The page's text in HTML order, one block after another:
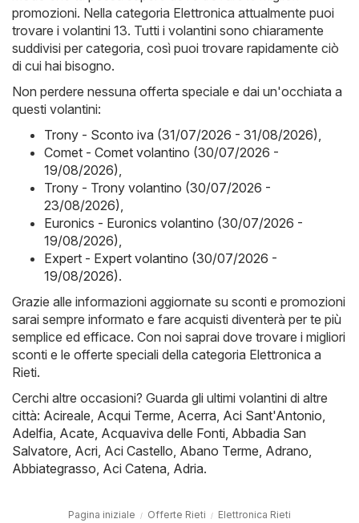
promozioni. Nella categoria Elettronica attualmente puoi
trovare i volantini 13. Tutti i volantini sono chiaramente
suddivisi per categoria, così puoi trovare rapidamente ciò
di cui hai bisogno.
Non perdere nessuna offerta speciale e dai un'occhiata a
questi volantini:
Trony - Sconto iva (31/07/2026 - 31/08/2026),
Comet - Comet volantino (30/07/2026 -
19/08/2026),
Trony - Trony volantino (30/07/2026 -
23/08/2026),
Euronics - Euronics volantino (30/07/2026 -
19/08/2026),
Expert - Expert volantino (30/07/2026 -
19/08/2026).
Grazie alle informazioni aggiornate su sconti e promozioni
sarai sempre informato e fare acquisti diventerà per te più
semplice ed efficace. Con noi saprai dove trovare i migliori
sconti e le offerte speciali della categoria Elettronica a
Rieti.
Cerchi altre occasioni? Guarda gli ultimi volantini di altre
città: Acireale, Acqui Terme, Acerra, Aci Sant'Antonio,
Adelfia, Acate, Acquaviva delle Fonti, Abbadia San
Salvatore, Acri, Aci Castello, Abano Terme, Adrano,
Abbiategrasso, Aci Catena, Adria.
Pagina iniziale Offerte Rieti Elettronica Rieti